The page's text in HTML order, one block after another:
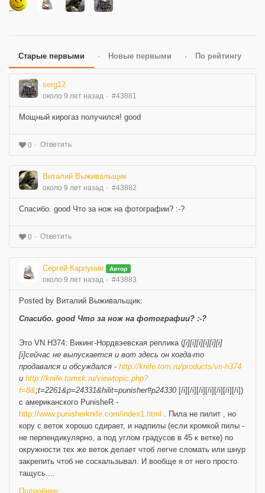
Старые первыми Новые первыми По рейтингу
serg12
около 9 лет назад #43881
Мощный кирогаз получился! good
0 Ответить
Виталий Выживальщик
около 9 лет назад #43882
Спасибо. good Что за нож на фотографии? :-?
0 Ответить
Сергей Карпунин Автор
около 9 лет назад #43883
Posted by Виталий Выживальщик:
Спасибо. good Что за нож на фотографии? :-?
Это VN H374: Викинг-Нордвэевская реплика ([i][i][i][i][i][i]
[i]сейчас не выпускается и вот здесь он когда-то
продавался и обсуждался - http://knife.tom.ru/products/vn-h374
и http://knife.tomsk.ru/viewtopic.php?
f=8&;t=2261&p=24331&hilit=punisher#p24330 [/i][/i][/i][/i][/i][/i][/i])
с американского PunisheR -
http://www.punisherknife.com/index1.html . Пила не пилит , но
кору с веток хорошо сдирает, и надпилы (если кромкой пилы -
не перпендикулярно, а под углом градусов в 45 к ветке) по
окружности тех же веток делает чтоб легче сломать или шнур
закрепить чтоб не соскальзывал. И вообще я от него просто
тащусь....
Подробнее...